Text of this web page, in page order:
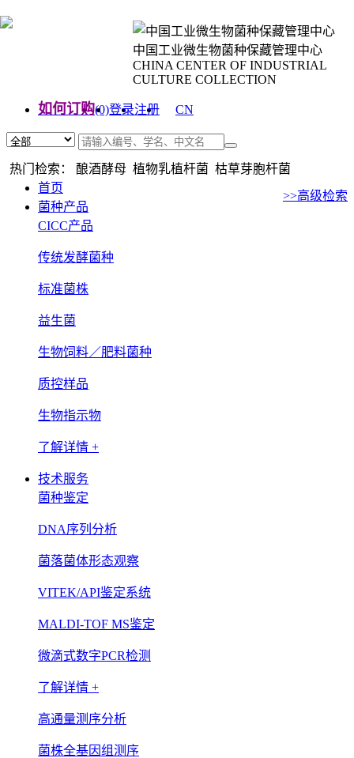
中国工业微生物菌种保藏管理中心
CHINA CENTER OF INDUSTRIAL
CULTURE COLLECTION
如何订购(0)登录注册
CN
热门检索： 酿酒酵母 植物乳植杆菌 枯草芽胞杆菌
>>高级检索
首页
菌种产品
CICC产品
传统发酵菌种
标准菌株
益生菌
生物饲料／肥料菌种
质控样品
生物指示物
了解详情 +
技术服务
菌种鉴定
DNA序列分析
菌落菌体形态观察
VITEK/API鉴定系统
MALDI-TOF MS鉴定
微滴式数字PCR检测
了解详情 +
高通量测序分析
菌株全基因组测序